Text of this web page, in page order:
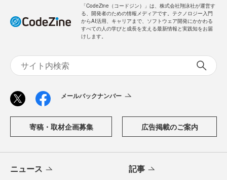
「CodeZine（コードジン）」は、株式会社翔泳社が運営す
る、開発者のための情報メディアです。テクノロジー入門
からAI活用、キャリアまで、ソフトウェア開発にかかわる
すべての人の学びと成長を支える最新情報と実践知をお届
けします。
メールバックナンバー
寄稿・取材企画募集 広告掲載のご案内
ニュース 記事